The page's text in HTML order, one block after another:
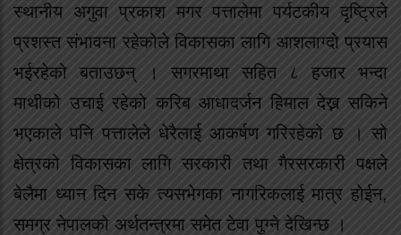
स्थानीय अगुवा प्रकाश मगर पत्तालेमा पर्यटकीय दृष्ट्रिले
प्रशस्त संभावना रहेकोले विकासका लागि आशलाग्दो प्रयास
भईरहेको बताउछन् । सगरमाथा सहित ८ हजार भन्दा
माथीको उचाई रहेको करिब आधादर्जन हिमाल देख्न सकिने
भएकाले पनि पत्तालेले धेरैलाई आकर्षण गरिरहेको छ । सो
क्षेत्रको विकासका लागि सरकारी तथा गैरसरकारी पक्षले
बेलैमा ध्यान दिन सके त्यसभेगका नागरिकलाई मात्र होईन,
समग्र नेपालको अर्थतन्त्रमा समेत टेवा पुग्ने देखिन्छ ।